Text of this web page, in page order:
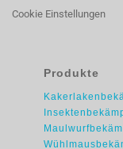
Cookie Einstellungen
Produkte